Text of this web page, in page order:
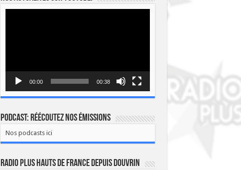
00:00 00:38
Podcast: Réécoutez nos émissions
Nos podcasts ici
Radio Plus Hauts de France depuis Douvrin